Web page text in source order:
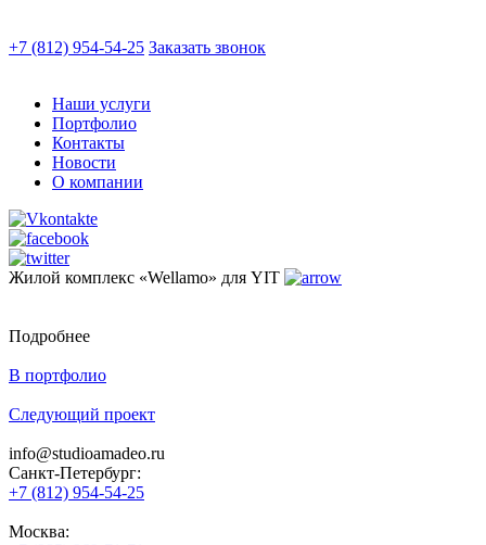
+7 (812) 954-54-25 Заказать звонок
Наши услуги
Портфолио
Контакты
Новости
О компании
Жилой комплекс «Wellamo» для YIT
Подробнее
В портфолио
Следующий проект
info@studioamadeo.ru
Санкт-Петербург:
+7 (812) 954-54-25
Москва: